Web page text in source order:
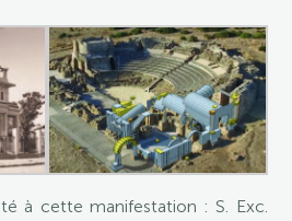
à cette manifestation : S. Exc.